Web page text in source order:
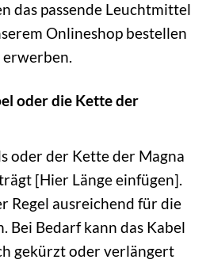
das passende Leuchtmittel
Onlineshop bestellen
oder die Kette der
oder der Kette der Magna
[Hier Länge einfügen].
Regel ausreichend für die
Bei Bedarf kann das Kabel
gekürzt oder verlängert